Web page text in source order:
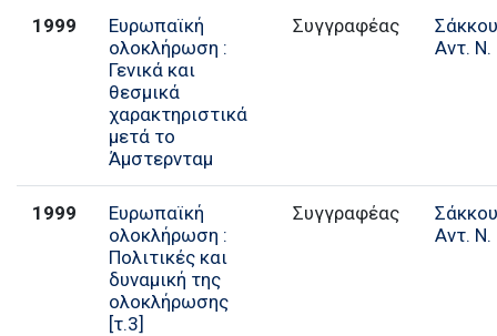
1999
Ευρωπαϊκή
ολοκλήρωση :
Γενικά και
θεσμικά
χαρακτηριστικά
μετά το
Άμστερνταμ
Συγγραφέας
Αντ. Ν.
1999
Ευρωπαϊκή
ολοκλήρωση :
Πολιτικές και
δυναμική της
ολοκλήρωσης
[τ.3]
Συγγραφέας
Αντ. Ν.